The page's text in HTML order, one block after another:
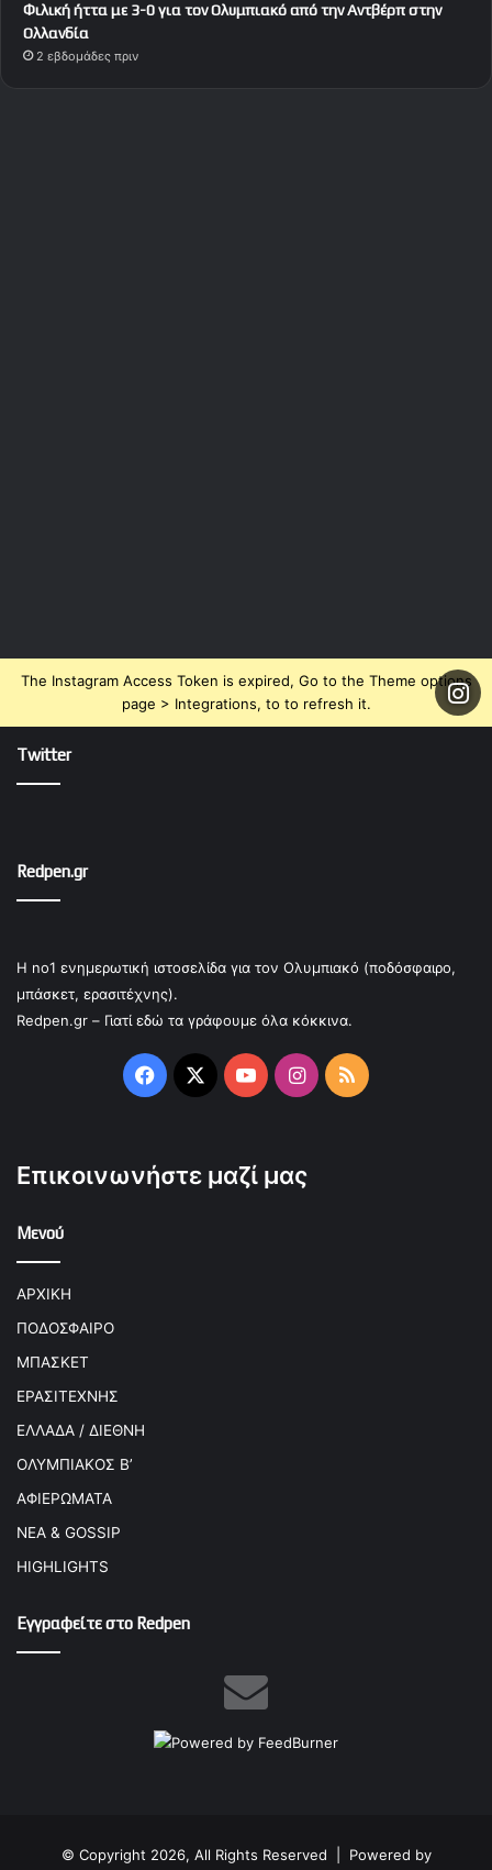
Φιλική ήττα με 3-0 για τον Ολυμπιακό από την Αντβέρπ στην
Ολλανδία
2 εβδομάδες πριν
The Instagram Access Token is expired, Go to the Theme options
page > Integrations, to to refresh it.
Twitter
Redpen.gr
Η no1 ενημερωτική ιστοσελίδα για τον Ολυμπιακό (ποδόσφαιρο,
μπάσκετ, ερασιτέχνης).
Redpen.gr – Γιατί εδώ τα γράφουμε όλα κόκκινα.
Facebook
X YouTubeInstagram
RSS
Επικοινωνήστε μαζί μας
Μενού
ΑΡΧΙΚΗ
ΠΟΔΟΣΦΑΙΡΟ
ΜΠΑΣΚΕΤ
ΕΡΑΣΙΤΕΧΝΗΣ
ΕΛΛΑΔΑ / ΔΙΕΘΝΗ
ΟΛΥΜΠΙΑΚΟΣ Β’
ΑΦΙΕΡΩΜΑΤΑ
ΝΕΑ & GOSSIP
HIGHLIGHTS
Εγγραφείτε στο Redpen
© Copyright 2026, All Rights Reserved | Powered by